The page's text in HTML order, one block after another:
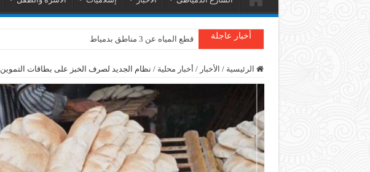
أخبار عاجلة قطع المياه عن 3 مناطق بدمياط
الرئيسية / الأخبار / أخبار محلية / نظام الجديد لصرف الخبز على بطاقات التموين